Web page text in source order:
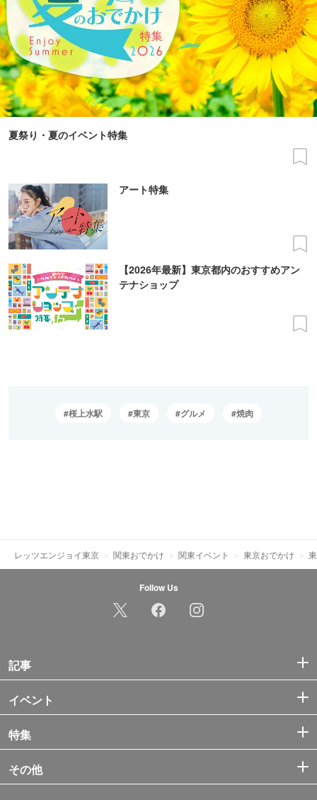
夏祭り・夏のイベント特集
アート特集
【2026年最新】東京都内のおすすめアン
テナショップ
桜上水駅 東京 グルメ 焼肉
レッツエンジョイ東京 関東おでかけ 関東イベント 東京おでかけ
Follow Us
記事
イベント
特集
その他